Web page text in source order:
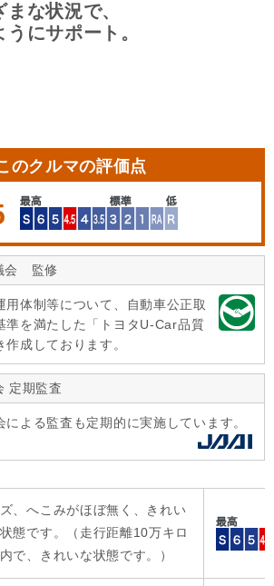
な状況で、
にサポート。
のクルマの評価点
会 監修
用体制等について、自動車公正取
準を満たした「トヨタU-Car品質
成しております。
定期監査
による監査も定期的に実施しています。
、へこみがほぼ無く、きれい
態です。（走行距離10万キロ
で、きれいな状態です。）